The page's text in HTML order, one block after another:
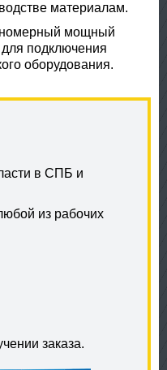
материалам.
мощный
подключения
оборудования.
в СПБ и
из рабочих
заказа.